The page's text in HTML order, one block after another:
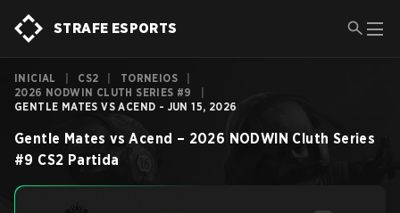
STRAFE ESPORTS
INICIAL CS2 TORNEIOS
2026 NODWIN CLUTH SERIES #9
GENTLE MATES VS ACEND - JUN 15, 2026
Gentle Mates vs Acend – 2026 NODWIN Cluth Series
#9 CS2 Partida